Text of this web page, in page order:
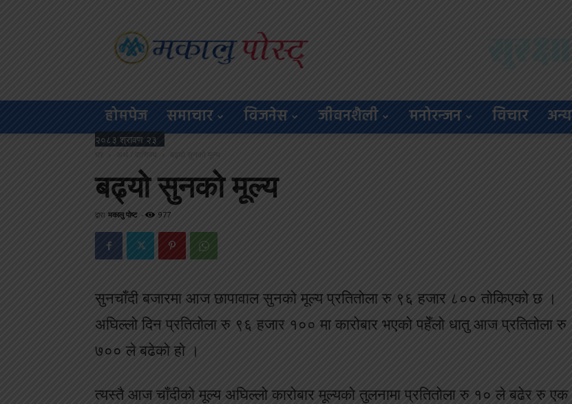
Post
२०८३ श्रावण २३
होमपेज समाचार विजनेस जीवनशैली मनोरन्जन विचार अन्य
अर्थ / वाणिज्य बढ्यो सुनको मूल्य
बढ्यो सुनको मूल्य
द्वारा मकालु पोष्ट - 977
सुनचाँदी बजारमा आज छापावाल सुनको मूल्य प्रतितोला रु ९६ हजार ८०० तोकिएको छ ।
अघिल्लो दिन प्रतितोला रु ९६ हजार १०० मा कारोबार भएको पहेँलो धातु आज प्रतितोला रु
७०० ले बढेको हो ।
त्यस्तै आज चाँदीको मूल्य अघिल्लो कारोबार मूल्यको तुलनामा प्रतितोला रु १० ले बढेर रु एक